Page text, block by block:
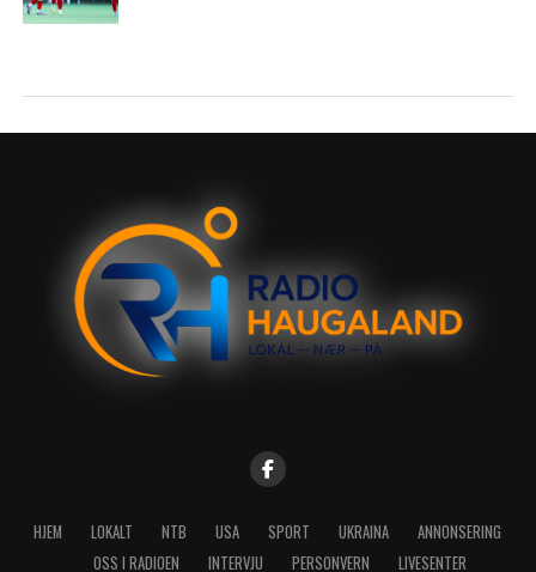
HJEM LOKALT NTB USA SPORT UKRAINA
ANNONSERING
OSS I RADIOEN
INTERVJU PERSONVERN LIVESENTER